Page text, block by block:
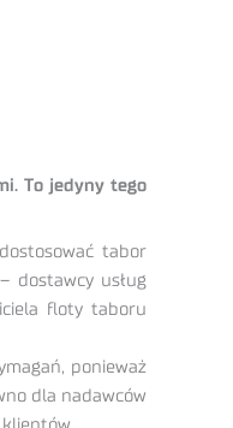
To jedyny tego
tabor
dostawcy usług
floty taboru
ponieważ
dla nadawców